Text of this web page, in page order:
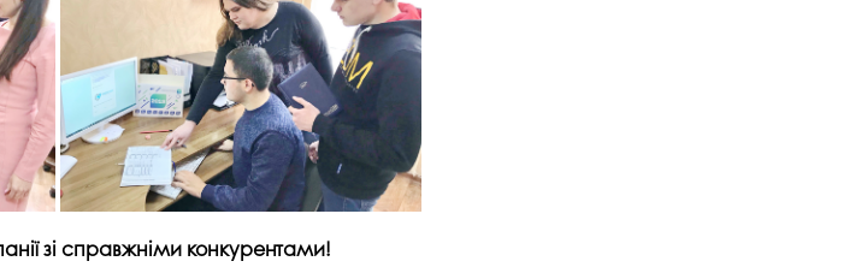
зі справжніми конкурентами!